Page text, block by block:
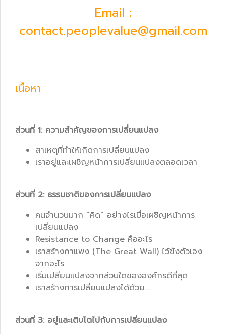
Email :
contact.peoplevalue@gmail.com
เนื้อหา
ส่วนที่ 1: ความสำคัญของการเปลี่ยนแปลง
สาเหตุที่ทำให้เกิดการเปลี่ยนแปลง
เราอยู่และเผชิญหน้าการเปลี่ยนแปลงตลอดเวลา
ส่วนที่ 2: ธรรมชาติของการเปลี่ยนแปลง
คนจำนวนมาก “คิด” อย่างไรเมื่อเผชิญหน้าการ
เปลี่ยนแปลง
Resistance to Change คืออะไร
เราสร้างกาแพง (The Great Wall) ไว้ขังตัวเอง
จากอะไร
เริ่มเปลี่ยนแปลงจากส่วนใดขององค์กรดีที่สุด
เราสร้างการเปลี่ยนแปลงได้ด้วย....
ส่วนที่ 3: อยู่และเติบโตไปกับการเปลี่ยนแปลง